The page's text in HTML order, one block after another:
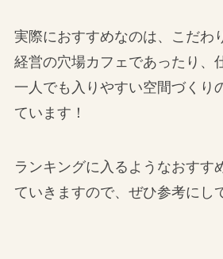
実際におすすめなのは、こだわ
経営の穴場カフェであったり、
一人でも入りやすい空間づくり
ています！
ランキングに入るようなおすす
ていきますので、ぜひ参考にし